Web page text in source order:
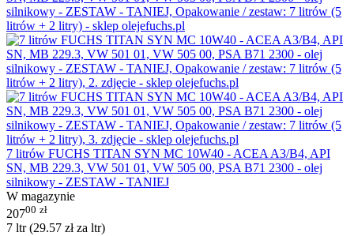
7 litrów FUCHS TITAN SYN MC 10W40 - ACEA A3/B4, API
SN, MB 229.3, VW 501 01, VW 505 00, PSA B71 2300 - olej
silnikowy - ZESTAW - TANIEJ
W magazynie
20700 zł
7 ltr (29.57 złza ltr)